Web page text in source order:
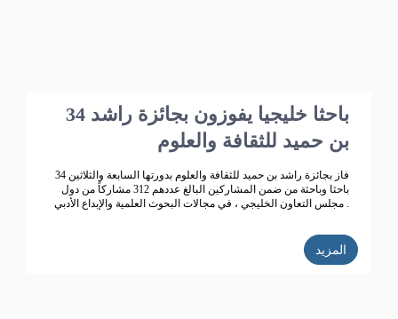
34 باحثا خليجيا يفوزون بجائزة راشد
بن حميد للثقافة والعلوم
فاز بجائزة راشد بن حميد للثقافة والعلوم بدورتها السابعة والثلاثين 34
باحثا وباحثة من ضمن المشاركين البالغ عددهم 312 مشاركاً من دول
مجلس التعاون الخليجي ، في مجالات البحوث العلمية والإبداع الأدبي .
المزيد